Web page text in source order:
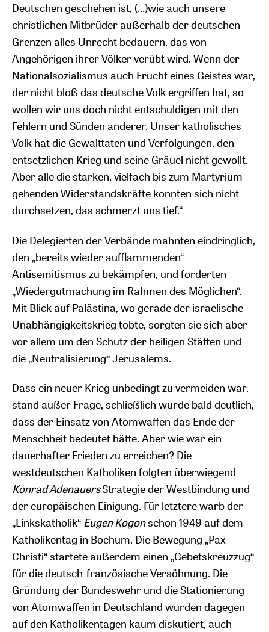
Deutschen geschehen ist, (…)wie auch unsere
christlichen Mitbrüder außerhalb der deutschen
Grenzen alles Unrecht bedauern, das von
Angehörigen ihrer Völker verübt wird. Wenn der
Nationalsozialismus auch Frucht eines Geistes war,
der nicht bloß das deutsche Volk ergriffen hat, so
wollen wir uns doch nicht entschuldigen mit den
Fehlern und Sünden anderer. Unser katholisches
Volk hat die Gewalttaten und Verfolgungen, den
entsetzlichen Krieg und seine Gräuel nicht gewollt.
Aber alle die starken, vielfach bis zum Martyrium
gehenden Widerstandskräfte konnten sich nicht
durchsetzen, das schmerzt uns tief.“
Die Delegierten der Verbände mahnten eindringlich,
den „bereits wieder aufflammenden“
Antisemitismus zu bekämpfen, und forderten
„Wiedergutmachung im Rahmen des Möglichen“.
Mit Blick auf Palästina, wo gerade der israelische
Unabhängigkeitskrieg tobte, sorgten sie sich aber
vor allem um den Schutz der heiligen Stätten und
die „Neutralisierung“ Jerusalems.
Dass ein neuer Krieg unbedingt zu vermeiden war,
stand außer Frage, schließlich wurde bald deutlich,
dass der Einsatz von Atomwaffen das Ende der
Menschheit bedeutet hätte. Aber wie war ein
dauerhafter Frieden zu erreichen? Die
westdeutschen Katholiken folgten überwiegend
Konrad AdenauersStrategie der Westbindung und
der europäischen Einigung. Für letztere warb der
„Linkskatholik“ Eugen Kogonschon 1949 auf dem
Katholikentag in Bochum. Die Bewegung „Pax
Christi“ startete außerdem einen „Gebetskreuzzug“
für die deutsch-französische Versöhnung. Die
Gründung der Bundeswehr und die Stationierung
von Atomwaffen in Deutschland wurden dagegen
auf den Katholikentagen kaum diskutiert, auch